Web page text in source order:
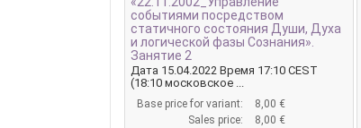
событиями посредством
статичного состояния Души, Духа
и логической фазы Сознания».
Занятие 2
Дата 15.04.2022 Время 17:10 CEST
(18:10 московское ...
Base price for variant:
8,00 €
Sales price:
8,00 €